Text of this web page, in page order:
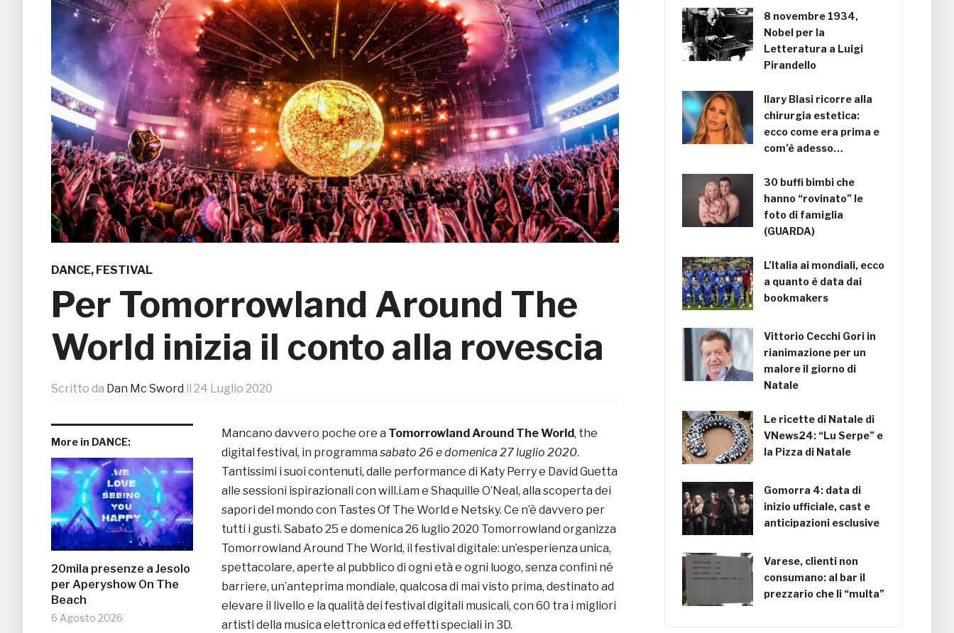
DANCE, FESTIVAL
Per Tomorrowland Around The
World inizia il conto alla rovescia
Scritto da Dan Mc Sword il 24 Luglio 2020
More in DANCE:
20mila presenze a Jesolo
per Aperyshow On The
Beach
6 Agosto 2026
Mancano davvero poche ore a Tomorrowland Around The World, the
digital festival, in programma sabato 26 e domenica 27 luglio 2020.
Tantissimi i suoi contenuti, dalle performance di Katy Perry e David Guetta
alle sessioni ispirazionali con will.i.am e Shaquille O’Neal, alla scoperta dei
sapori del mondo con Tastes Of The World e Netsky. Ce n’è davvero per
tutti i gusti. Sabato 25 e domenica 26 luglio 2020 Tomorrowland organizza
Tomorrowland Around The World, il festival digitale: un’esperienza unica,
spettacolare, aperte al pubblico di ogni età e ogni luogo, senza confini né
barriere, un’anteprima mondiale, qualcosa di mai visto prima, destinato ad
elevare il livello e la qualità dei festival digitali musicali, con 60 tra i migliori
artisti della musica elettronica ed effetti speciali in 3D.
8 novembre 1934,
Nobel per la
Letteratura a Luigi
Pirandello
Ilary Blasi ricorre alla
chirurgia estetica:
ecco come era prima e
com’è adesso…
30 buffi bimbi che
hanno “rovinato” le
foto di famiglia
(GUARDA)
L’Italia ai mondiali, ecco
a quanto è data dai
bookmakers
Vittorio Cecchi Gori in
rianimazione per un
malore il giorno di
Natale
Le ricette di Natale di
VNews24: “Lu Serpe” e
la Pizza di Natale
Gomorra 4: data di
inizio ufficiale, cast e
anticipazioni esclusive
Varese, clienti non
consumano: al bar il
prezzario che li “multa”